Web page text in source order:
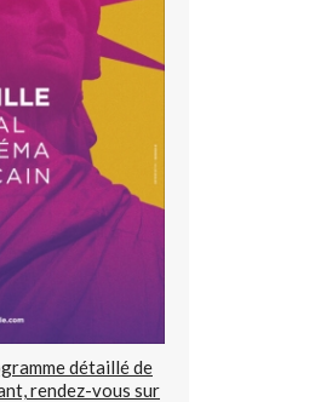
détaillé de
rendez-vous sur